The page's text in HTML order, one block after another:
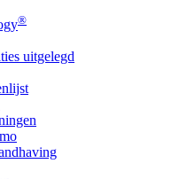
®
uitgelegd